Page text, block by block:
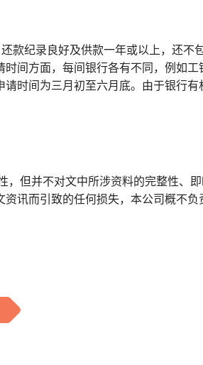
款纪录良好及供款一年或以上，还不
间方面，每间银行各有不同，例如
时间为三月初至六月底。由于银行有
但并不对文中所涉资料的完整性、
讯而引致的任何损失，本公司概不负